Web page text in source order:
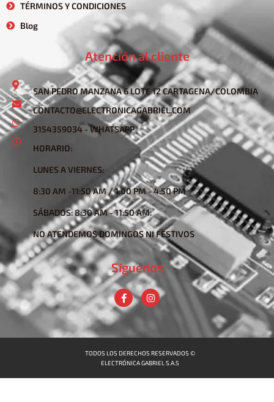
TÉRMINOS Y CONDICIONES
Blog
Atención al cliente
SAN PEDRO MANZANA 6 LOTE 12 CARTAGENA/COLOMBIA
CONTACTO@ELECTRONICAGABRIEL.COM
3154359034 - WHATSAPP
HORARIO:
LUNES A VIERNES:
8:30 AM -11:50 AM / 1:00 PM - 4:50 PM
SÁBADOS: 8:30 AM - 11:50 AM.
NO ATENDEMOS DOMINGOS NI FESTIVOS
Síguenos
TODOS LOS DERECHOS RESERVADOS ©
ELECTRÓNICA GABRIEL S.A.S